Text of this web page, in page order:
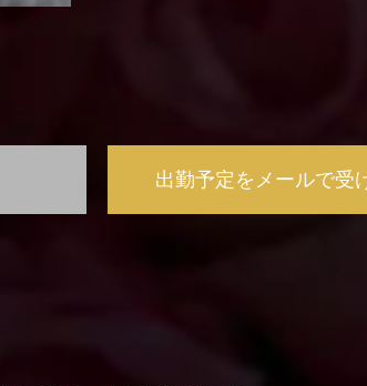
出勤予定をメールで受